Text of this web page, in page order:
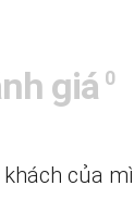
giá 0
của